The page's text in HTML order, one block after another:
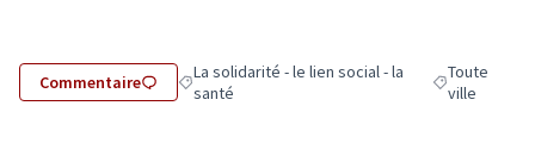
Commentaire Filtrer les résultats de la catégorie : La solidarité
La solidarité - le lien social - la
santé
Filtrer les
Toute
ville